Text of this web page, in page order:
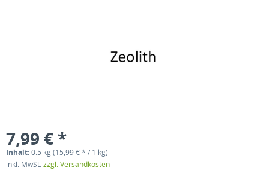
7,99 € *
Inhalt:0.5 kg (15,99 € * / 1 kg)
inkl. MwSt.zzgl. Versandkosten